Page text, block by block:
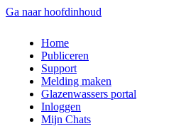
Ga naar hoofdinhoud
Home
Publiceren
Support
Melding maken
Glazenwassers portal
Inloggen
Mijn Chats